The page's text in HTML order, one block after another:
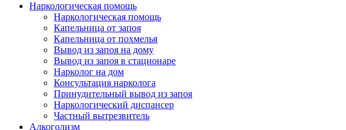
Наркологическая помощь
Наркологическая помощь
Капельница от запоя
Капельница от похмелья
Вывод из запоя на дому
Вывод из запоя в стационаре
Нарколог на дом
Консультация нарколога
Принудительный вывод из запоя
Наркологический диспансер
Частный вытрезвитель
Алкоголизм